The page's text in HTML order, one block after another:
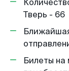
Тверь - 66
Билеты на